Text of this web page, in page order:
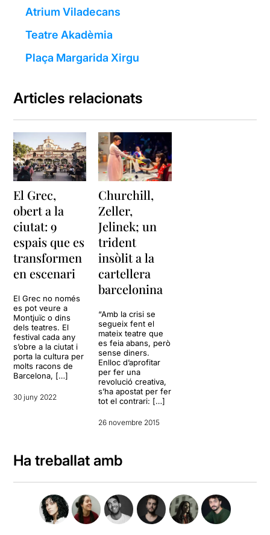
Atrium Viladecans
Teatre Akadèmia
Plaça Margarida Xirgu
Articles relacionats
El Grec,
obert a la
ciutat: 9
espais que es
transformen
en escenari
El Grec no només
es pot veure a
Montjuïc o dins
dels teatres. El
festival cada any
s’obre a la ciutat i
porta la cultura per
molts racons de
Barcelona, […]
30 juny 2022
Churchill,
Zeller,
Jelinek; un
trident
insòlit a la
cartellera
barcelonina
“Amb la crisi se
segueix fent el
mateix teatre que
es feia abans, però
sense diners.
Enlloc d’aprofitar
per fer una
revolució creativa,
s’ha apostat per fer
tot el contrari: […]
26 novembre 2015
Ha treballat amb